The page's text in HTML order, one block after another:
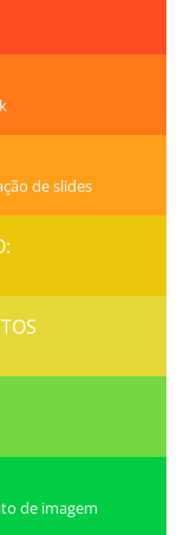
de slides
de imagem